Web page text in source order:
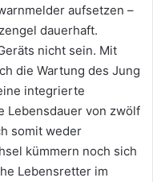
aufsetzen –
dauerhaft.
nicht sein. Mit
die Wartung des Jung
integrierte
Lebensdauer von zwölf
somit weder
kümmern noch sich
Lebensretter im